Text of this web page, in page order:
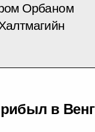
Орбаном
в